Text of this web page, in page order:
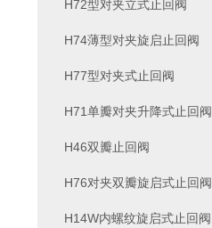
H72型对夹立式止回阀
H74薄型对夹旋启止回阀
H77型对夹式止回阀
H71单瓣对夹升降式止回阀
H46双瓣止回阀
H76对夹双瓣旋启式止回阀
H14W内螺纹旋启式止回阀